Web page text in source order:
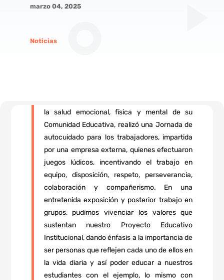
marzo 04, 2025
Noticias
la salud emocional, física y mental de su
Comunidad Educativa, realizó una Jornada de
autocuidado para los trabajadores, impartida
por una empresa externa, quienes efectuaron
juegos lúdicos, incentivando el trabajo en
equipo, disposición, respeto, perseverancia,
colaboración y compañerismo. En una
entretenida exposición y posterior trabajo en
grupos, pudimos vivenciar los valores que
sustentan nuestro Proyecto Educativo
Institucional, dando énfasis a la importancia de
ser personas que reflejen cada uno de ellos en
la vida diaria y así poder educar a nuestros
estudiantes con el ejemplo, lo mismo con